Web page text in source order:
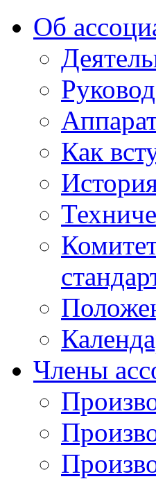
Об
Как
Члены